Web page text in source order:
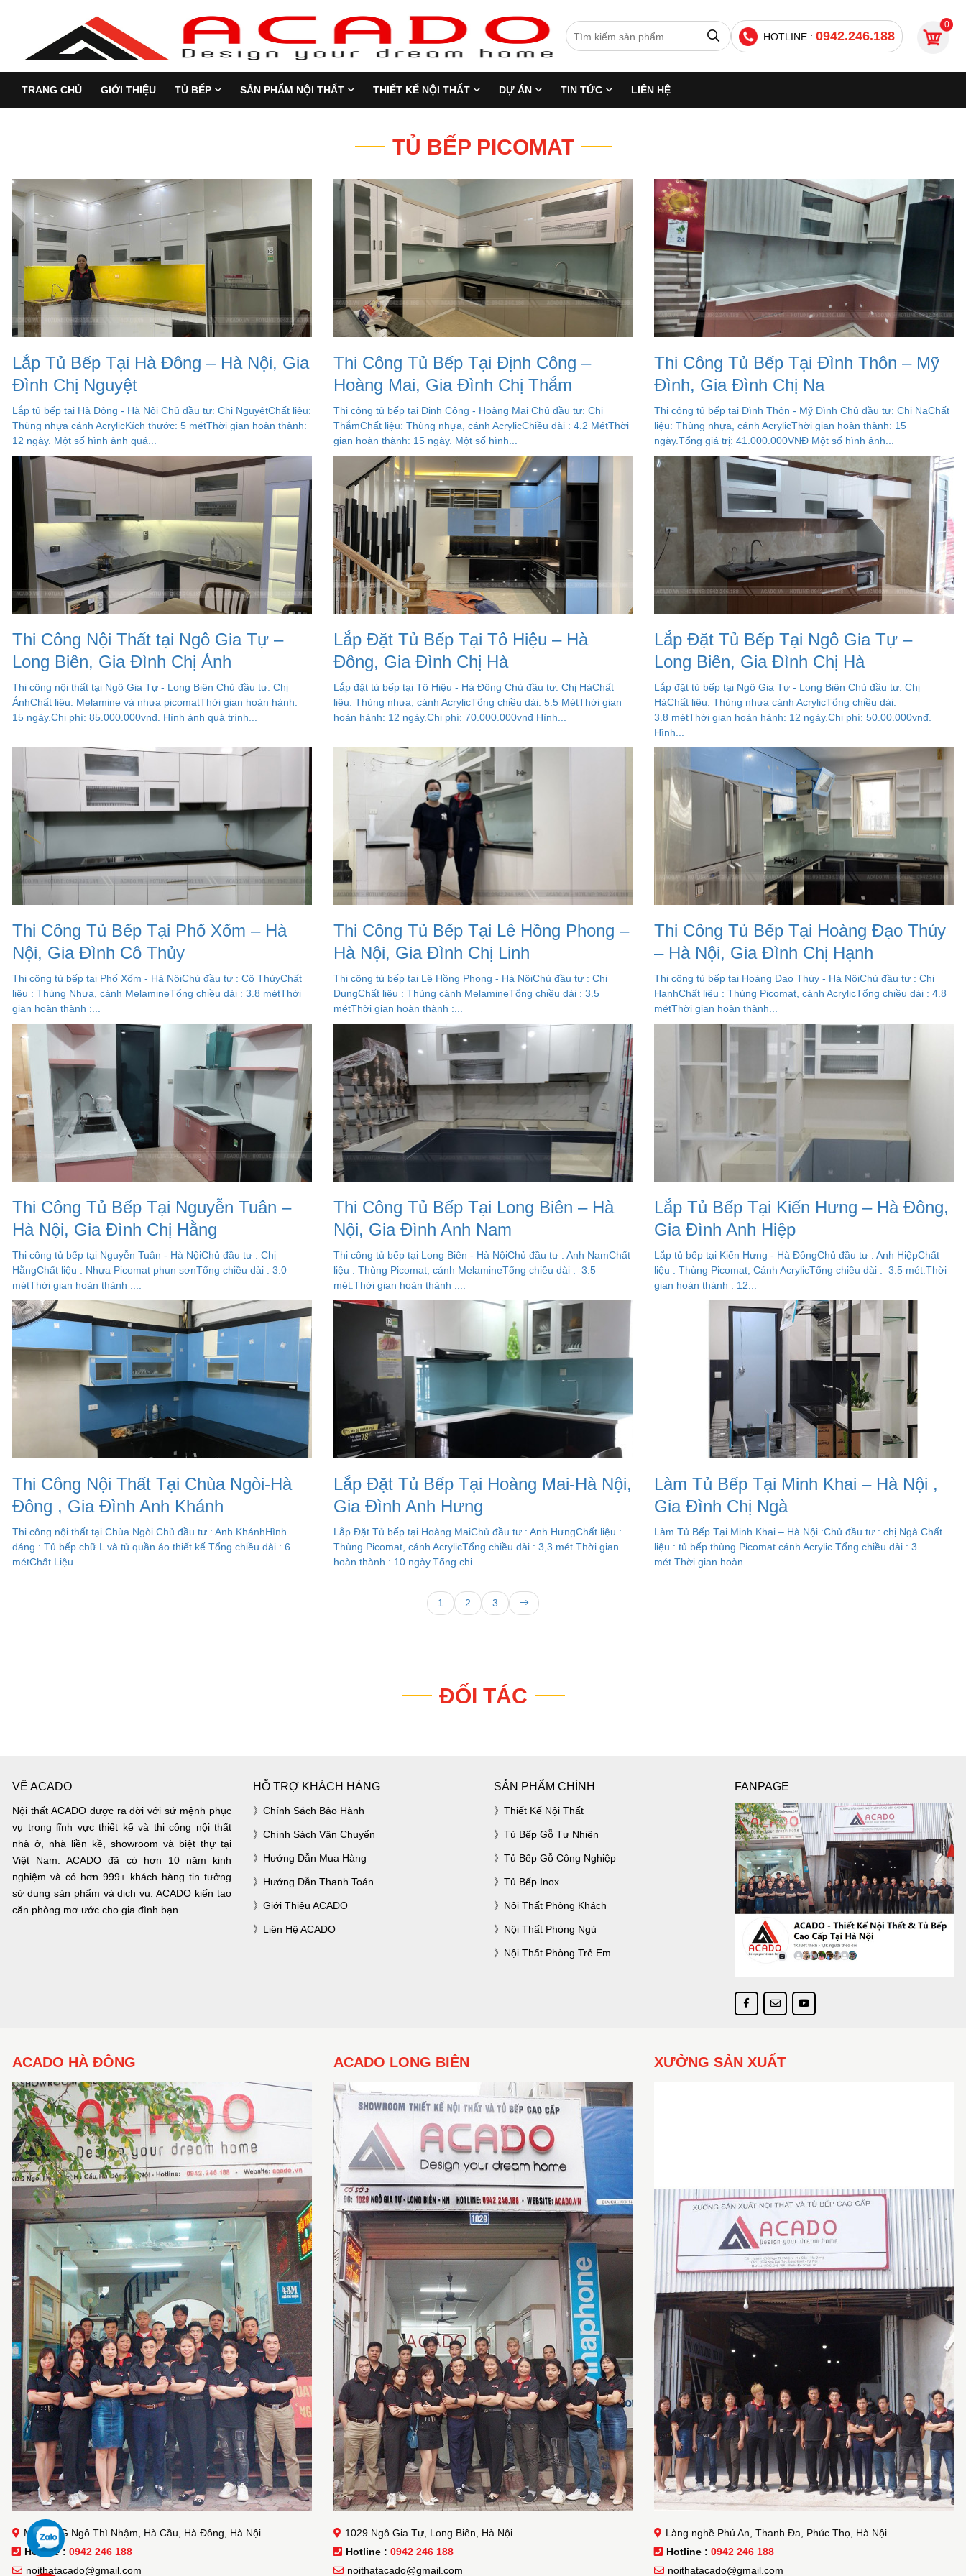
HOTLINE : 0942.246.188
0
TRANG CHỦ GIỚI THIỆU TỦ BẾP SẢN PHẨM NỘI THẤT THIẾT KẾ NỘI THẤT DỰ ÁN TIN TỨC LIÊN HỆ
TỦ BẾP PICOMAT
Lắp Tủ Bếp Tại Hà Đông – Hà Nội, Gia
Đình Chị Nguyệt
Lắp tủ bếp tại Hà Đông - Hà Nội Chủ đầu tư: Chị NguyệtChất liệu:
Thùng nhựa cánh AcrylicKích thước: 5 métThời gian hoàn thành:
12 ngày. Một số hình ảnh quá...
Thi Công Tủ Bếp Tại Định Công –
Hoàng Mai, Gia Đình Chị Thắm
Thi công tủ bếp tại Định Công - Hoàng Mai Chủ đầu tư: Chị
ThắmChất liệu: Thùng nhựa, cánh AcrylicChiều dài : 4.2 MétThời
gian hoàn thành: 15 ngày. Một số hình...
Thi Công Tủ Bếp Tại Đình Thôn – Mỹ
Đình, Gia Đình Chị Na
Thi công tủ bếp tại Đình Thôn - Mỹ Đình Chủ đầu tư: Chị NaChất
liệu: Thùng nhựa, cánh AcrylicThời gian hoàn thành: 15
ngày.Tổng giá trị: 41.000.000VNĐ Một số hình ảnh...
Thi Công Nội Thất tại Ngô Gia Tự –
Long Biên, Gia Đình Chị Ánh
Thi công nội thất tại Ngô Gia Tự - Long Biên Chủ đầu tư: Chị
ÁnhChất liệu: Melamine và nhựa picomatThời gian hoàn hành:
15 ngày.Chi phí: 85.000.000vnđ. Hình ảnh quá trình...
Lắp Đặt Tủ Bếp Tại Tô Hiệu – Hà
Đông, Gia Đình Chị Hà
Lắp đặt tủ bếp tại Tô Hiệu - Hà Đông Chủ đầu tư: Chị HàChất
liệu: Thùng nhựa, cánh AcrylicTổng chiều dài: 5.5 MétThời gian
hoàn hành: 12 ngày.Chi phí: 70.000.000vnđ Hình...
Lắp Đặt Tủ Bếp Tại Ngô Gia Tự –
Long Biên, Gia Đình Chị Hà
Lắp đặt tủ bếp tại Ngô Gia Tự - Long Biên Chủ đầu tư: Chị
HàChất liệu: Thùng nhựa cánh AcrylicTổng chiều dài:
3.8 métThời gian hoàn hành: 12 ngày.Chi phí: 50.00.000vnđ.
Hình...
Thi Công Tủ Bếp Tại Phố Xốm – Hà
Nội, Gia Đình Cô Thủy
Thi công tủ bếp tại Phố Xốm - Hà NộiChủ đầu tư : Cô ThủyChất
liệu : Thùng Nhựa, cánh MelamineTổng chiều dài : 3.8 métThời
gian hoàn thành :...
Thi Công Tủ Bếp Tại Lê Hồng Phong –
Hà Nội, Gia Đình Chị Linh
Thi công tủ bếp tại Lê Hồng Phong - Hà NộiChủ đầu tư : Chị
DungChất liệu : Thùng cánh MelamineTổng chiều dài : 3.5
métThời gian hoàn thành :...
Thi Công Tủ Bếp Tại Hoàng Đạo Thúy
– Hà Nội, Gia Đình Chị Hạnh
Thi công tủ bếp tại Hoàng Đạo Thúy - Hà NộiChủ đầu tư : Chị
HạnhChất liệu : Thùng Picomat, cánh AcrylicTổng chiều dài : 4.8
métThời gian hoàn thành...
Thi Công Tủ Bếp Tại Nguyễn Tuân –
Hà Nội, Gia Đình Chị Hằng
Thi công tủ bếp tại Nguyễn Tuân - Hà NộiChủ đầu tư : Chị
HằngChất liệu : Nhựa Picomat phun sơnTổng chiều dài : 3.0
métThời gian hoàn thành :...
Thi Công Tủ Bếp Tại Long Biên – Hà
Nội, Gia Đình Anh Nam
Thi công tủ bếp tại Long Biên - Hà NộiChủ đầu tư : Anh NamChất
liệu : Thùng Picomat, cánh MelamineTổng chiều dài : 3.5
mét.Thời gian hoàn thành :...
Lắp Tủ Bếp Tại Kiến Hưng – Hà Đông,
Gia Đình Anh Hiệp
Lắp tủ bếp tại Kiến Hưng - Hà ĐôngChủ đầu tư : Anh HiệpChất
liệu : Thùng Picomat, Cánh AcrylicTổng chiều dài : 3.5 mét.Thời
gian hoàn thành : 12...
Thi Công Nội Thất Tại Chùa Ngòi-Hà
Đông , Gia Đình Anh Khánh
Thi công nội thất tại Chùa Ngòi Chủ đầu tư : Anh KhánhHình
dáng : Tủ bếp chữ L và tủ quần áo thiết kế.Tổng chiều dài : 6
métChất Liệu...
Lắp Đặt Tủ Bếp Tại Hoàng Mai-Hà Nội,
Gia Đình Anh Hưng
Lắp Đặt Tủ bếp tại Hoàng MaiChủ đầu tư : Anh HưngChất liệu :
Thùng Picomat, cánh AcrylicTổng chiều dài : 3,3 mét.Thời gian
hoàn thành : 10 ngày.Tổng chi...
Làm Tủ Bếp Tại Minh Khai – Hà Nội ,
Gia Đình Chị Ngà
Làm Tủ Bếp Tại Minh Khai – Hà Nội :Chủ đầu tư : chị Ngà.Chất
liệu : tủ bếp thùng Picomat cánh Acrylic.Tổng chiều dài : 3
mét.Thời gian hoàn...
1 2 3
ĐỐI TÁC
VỀ ACADO
Nội thất ACADO được ra đời với sứ mệnh phục
vụ trong lĩnh vực thiết kế và thi công nội thất
nhà ở, nhà liền kề, showroom và biệt thự tại
Việt Nam. ACADO đã có hơn 10 năm kinh
nghiệm và có hơn 999+ khách hàng tin tưởng
sử dụng sản phẩm và dịch vụ. ACADO kiến tạo
căn phòng mơ ước cho gia đình bạn.
HỖ TRỢ KHÁCH HÀNG
Chính Sách Bảo Hành
Chính Sách Vận Chuyển
Hướng Dẫn Mua Hàng
Hướng Dẫn Thanh Toán
Giới Thiệu ACADO
Liên Hệ ACADO
SẢN PHẨM CHÍNH
Thiết Kế Nội Thất
Tủ Bếp Gỗ Tự Nhiên
Tủ Bếp Gỗ Công Nghiệp
Tủ Bếp Inox
Nội Thất Phòng Khách
Nội Thất Phòng Ngủ
Nội Thất Phòng Trẻ Em
FANPAGE
ACADO HÀ ĐÔNG
M43 KĐG Ngô Thì Nhậm, Hà Cầu, Hà Đông, Hà Nội
Hotline : 0942 246 188
noithatacado@gmail.com
ACADO LONG BIÊN
1029 Ngô Gia Tự, Long Biên, Hà Nội
Hotline : 0942 246 188
noithatacado@gmail.com
XƯỞNG SẢN XUẤT
Làng nghề Phú An, Thanh Đa, Phúc Thọ, Hà Nội
Hotline :0942 246 188
noithatacado@gmail.com